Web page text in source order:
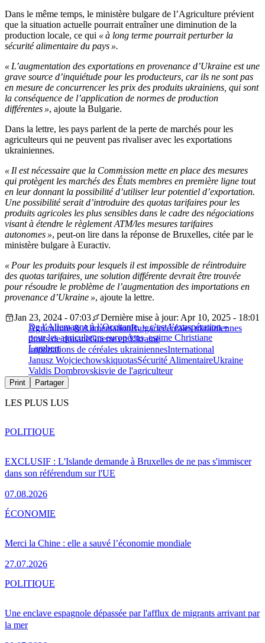
Dans le même temps, le ministère bulgare de l’Agriculture prévient
que la situation actuelle pourrait entraîner une diminution de la
production locale, ce qui « à long terme pourrait perturber la
sécurité alimentaire du pays ».
« L’augmentation des exportations en provenance d’Ukraine est une
grave source d’inquiétude pour les producteurs, car ils ne sont pas
en mesure de concurrencer les prix des produits ukrainiens, qui sont
la conséquence de l’application de normes de production
différentes », ajoute la Bulgarie.
Dans la lettre, les pays parlent de la perte de marchés pour les
agriculteurs qui ne peuvent pas rivaliser avec les exportations
ukrainiennes.
« Il est nécessaire que la Commission mette en place des mesures
qui protègent les marchés des États membres en première ligne tout
en leur donnant la possibilité d’utiliser leur potentiel d’exportation.
Une possibilité serait d’introduire des quotas tarifaires pour les
produits agricoles les plus sensibles dans le cadre des négociations
visant à étendre le règlement ATM/les mesures tarifaires
autonomes », peut-on lire dans la réponse de Bruxelles, citée par le
ministère bulgare à Euractiv.
« Pour les produits pour lesquels il est impossible de réintroduire
des quotas tarifaires, une solution différente devrait être trouvée
pour résoudre le problème de l’augmentation des importations en
provenance d’Ukraine », ajoute la lettre.
De l’Allemagne à l’Occitanie, « c’est l’exaspération »
pour les agriculteurs européens, estime Christiane
Lambert
Jan 23, 2024 - 07:03
Dernière mise à jour: Apr 10, 2025 - 18:01
Agriculture & AlimentationBulgariecéréales ukrainiennes
droits de douaneGuerre en Ukraine
importations de céréales ukrainiennesInternational
Janusz WojciechowskiquotasSécurité AlimentaireUkraine
Valdis Dombrovskisvie de l'agriculteur
Print Partager
LES PLUS LUS
EXCLUSIF : L'Islande demande à Bruxelles de ne pas s'immiscer
dans son référendum sur l'UE
07.08.2026
POLITIQUE
Merci la Chine : elle a sauvé l’économie mondiale
27.07.2026
ÉCONOMIE
Une enclave espagnole dépassée par l'afflux de migrants arrivant par
la mer
POLITIQUE